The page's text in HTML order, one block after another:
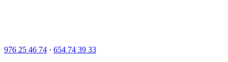
976 25 46 74 · 654 74 39 33